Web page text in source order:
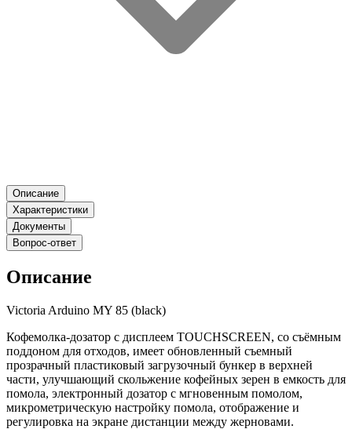
Описание
Характеристики
Документы
Вопрос-ответ
Описание
Victoria Arduino MY 85 (black)
Кофемолка-дозатор с дисплеем TOUCHSCREEN, со съёмным
поддоном для отходов, имеет обновленный съемный
прозрачный пластиковый загрузочный бункер в верхней
части, улучшающий скольжение кофейных зерен в емкость для
помола, электронный дозатор с мгновенным помолом,
микрометрическую настройку помола, отображение и
регулировка на экране дистанции между жерновами.